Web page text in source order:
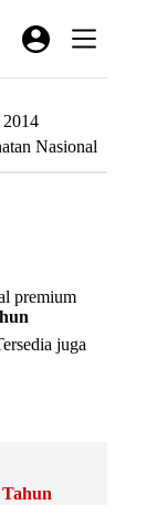
2014
Nasional
premium
juga